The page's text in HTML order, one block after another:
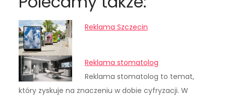
Reklama Szczecin
Reklama stomatolog
Reklama stomatolog to temat,
który zyskuje na znaczeniu w dobie cyfryzacji. W